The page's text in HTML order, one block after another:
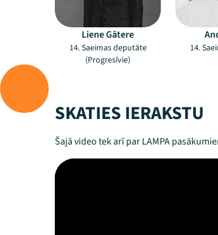
Liene Gātere
14. Saeimas deputāte
(Progresīvie)
14.
SKATIES IERAKSTU
Šajā video tek arī par LAMPA